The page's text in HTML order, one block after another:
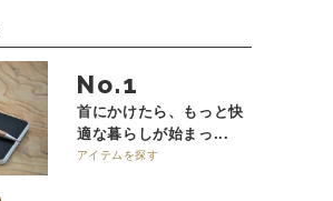
No.
首にかけたら、もっと快
適な暮らしが始まっ...
アイテムを探す